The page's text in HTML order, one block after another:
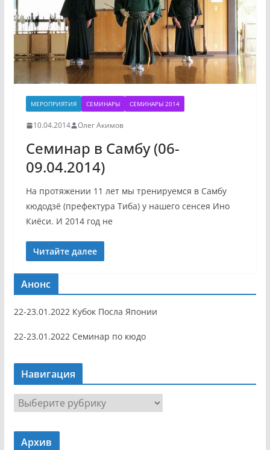
МЕРОПРИЯТИЯ СЕМИНАРЫ СЕМИНАРЫ 2014
10.04.2014 Олег Акимов
Семинар в Самбу (06-
09.04.2014)
На протяжении 11 лет мы тренируемся в Самбу
кюдодзё (префектура Тиба) у нашего сенсея Ино
Киёси. И 2014 год не
Читайте далее
Анонс
22-23.01.2022 Кубок Посла Японии
22-23.01.2022 Семинар по кюдо
Навигация
Н
в
Архив